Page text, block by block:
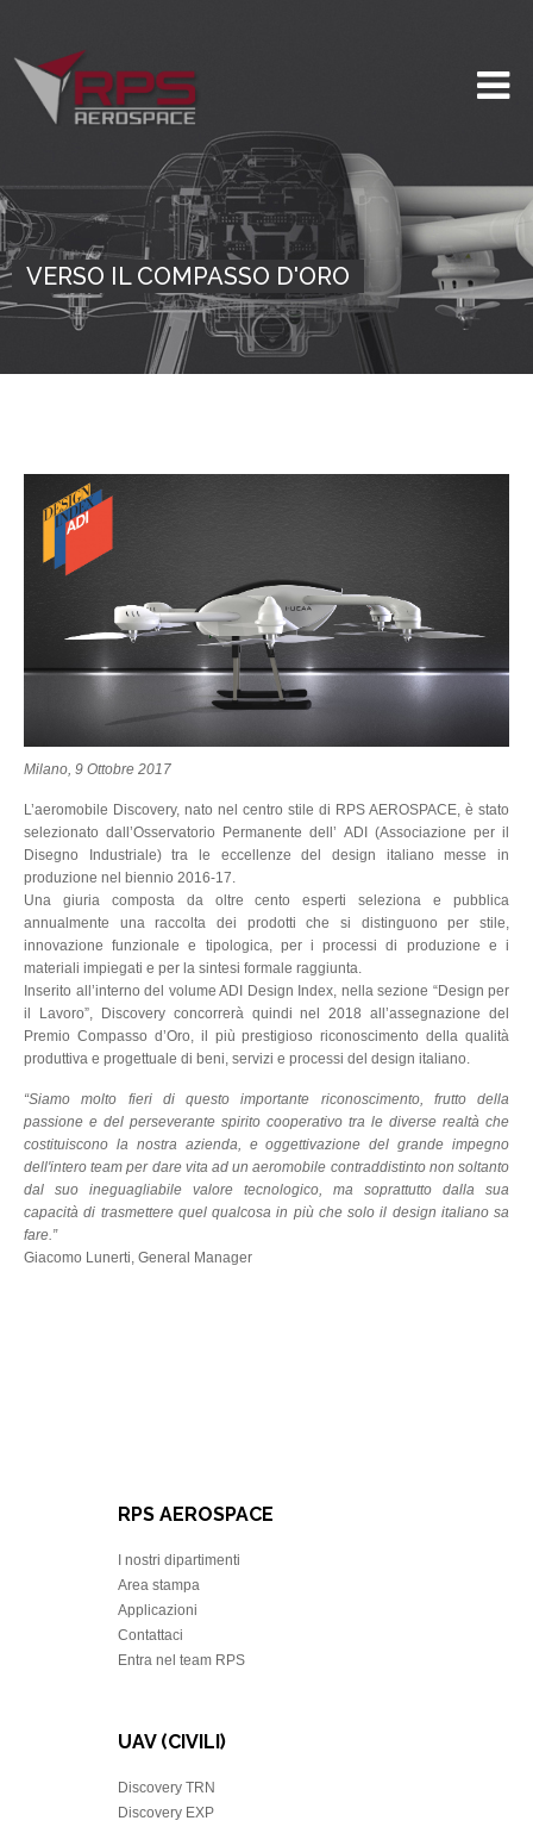
VERSO IL COMPASSO D'ORO
Milano, 9 Ottobre 2017
L’aeromobile Discovery, nato nel centro stile di RPS AEROSPACE, è stato
selezionato dall’Osservatorio Permanente dell’ ADI (Associazione per il
Disegno Industriale) tra le eccellenze del design italiano messe in
produzione nel biennio 2016-17.
Una giuria composta da oltre cento esperti seleziona e pubblica
annualmente una raccolta dei prodotti che si distinguono per stile,
innovazione funzionale e tipologica, per i processi di produzione e i
materiali impiegati e per la sintesi formale raggiunta.
Inserito all’interno del volume ADI Design Index, nella sezione “Design per
il Lavoro”, Discovery concorrerà quindi nel 2018 all’assegnazione del
Premio Compasso d’Oro, il più prestigioso riconoscimento della qualità
produttiva e progettuale di beni, servizi e processi del design italiano.
“Siamo molto fieri di questo importante riconoscimento, frutto della
passione e del perseverante spirito cooperativo tra le diverse realtà che
costituiscono la nostra azienda, e oggettivazione del grande impegno
dell'intero team per dare vita ad un aeromobile contraddistinto non soltanto
dal suo ineguagliabile valore tecnologico, ma soprattutto dalla sua
capacità di trasmettere quel qualcosa in più che solo il design italiano sa
fare.”
Giacomo Lunerti, General Manager
RPS AEROSPACE
I nostri dipartimenti
Area stampa
Applicazioni
Contattaci
Entra nel team RPS
UAV (CIVILI)
Discovery TRN
Discovery EXP